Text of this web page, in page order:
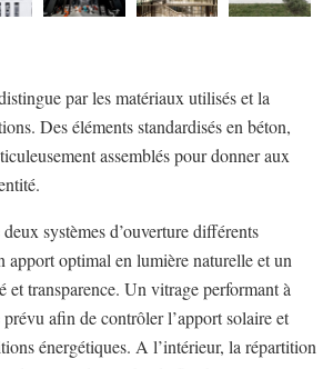
par les matériaux utilisés et la
Des éléments standardisés en béton,
assemblés pour donner aux
systèmes d’ouverture différents
apport optimal en lumière naturelle et un
et transparence. Un vitrage performant à
prévu afin de contrôler l’apport solaire et
énergétiques. A l’intérieur, la répartition